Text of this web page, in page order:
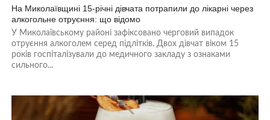
На Миколаївщині 15-річні дівчата потрапили до лікарні через
алкогольне отруєння: що відомо
У Миколаївському районі зафіксовано черговий випадок
отруєння алкоголем серед підлітків. Двох дівчат віком 15
років госпіталізували до медичного закладу з ознаками
сильного...